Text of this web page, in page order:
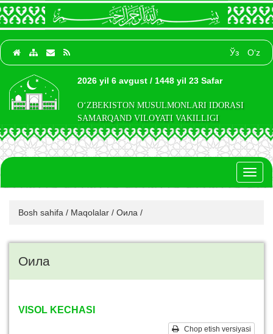
Ўз O‘z
2026 yil 6 avgust / 1448 yil 23 Safar
O‘ZBEKISTON MUSULMONLARI IDORASI
SAMARQAND VILOYATI VAKILLIGI
Bosh sahifa / Maqolalar / Оила /
Оила
VISOL KECHASI
Chop etish versiyasi